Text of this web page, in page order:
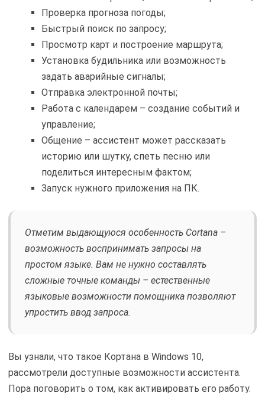
Проверка прогноза погоды;
Быстрый поиск по запросу;
Просмотр карт и построение маршрута;
Установка будильника или возможность
задать аварийные сигналы;
Отправка электронной почты;
Работа с календарем – создание событий и
управление;
Общение – ассистент может рассказать
историю или шутку, спеть песню или
поделиться интересным фактом;
Запуск нужного приложения на ПК.
Отметим выдающуюся особенность Cortana –
возможность воспринимать запросы на
простом языке. Вам не нужно составлять
сложные точные команды – естественные
языковые возможности помощника позволяют
упростить ввод запроса.
Вы узнали, что такое Кортана в Windows 10,
рассмотрели доступные возможности ассистента.
Пора поговорить о том, как активировать его работу.